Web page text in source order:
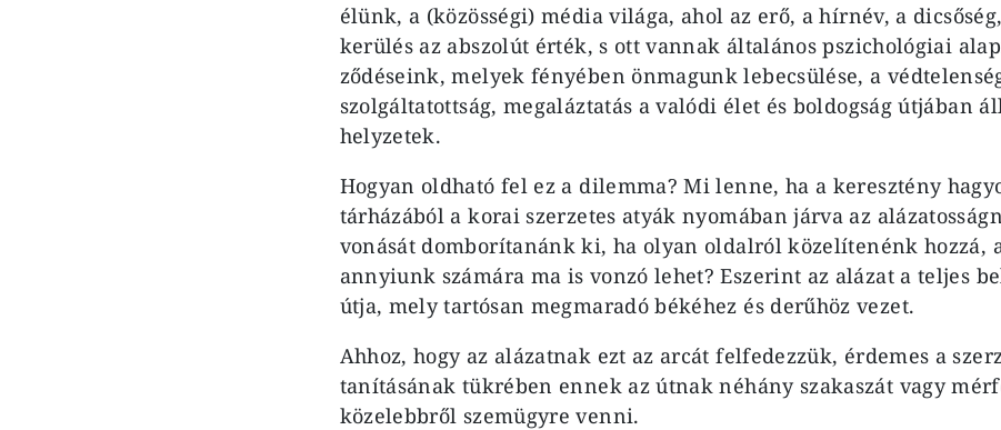
élünk, a (közösségi) média világa, ahol az erő, a hírnév, a
kerülés az abszolút érték, s ott vannak általános pszichológiai
ződéseink, melyek fényében önma­gunk lebecsülése, a
szolgáltatottság, megaláztatás a valódi élet és boldogság útjában
helyzetek.
Hogyan oldható fel ez a dilem­ma? Mi lenne, ha a keresztény
tárházából a korai szerzetes atyák nyomában járva az
vonását domborítanánk ki, ha olyan oldal­ról közelítenénk hozzá,
annyiunk számára ma is vonzó lehet? Eszerint az alázat a teljes
útja, mely tartósan megmaradó békéhez és derűhöz vezet.
Ahhoz, hogy az alázatnak ezt az arcát felfedezzük, érdemes a
tanításának tükrében ennek az útnak néhány szakaszát vagy
közelebbről szemügyre venni.